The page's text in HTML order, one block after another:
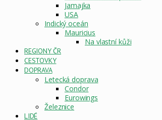
Jamajka
USA
Indický oceán
Mauricius
Na vlastní kůži
REGIONY ČR
CESTOVKY
DOPRAVA
Letecká doprava
Condor
Eurowings
Železnice
LIDÉ